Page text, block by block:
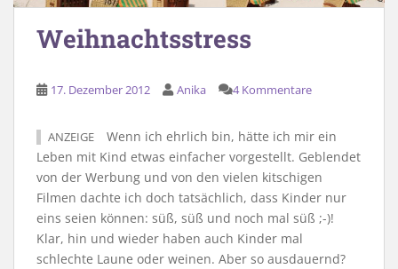
Weihnachtsstress
17. Dezember 2012 Anika 4 Kommentare
ANZEIGE
Wenn ich ehrlich bin, hätte ich mir ein
Leben mit Kind etwas einfacher vorgestellt. Geblendet
von der Werbung und von den vielen kitschigen
Filmen dachte ich doch tatsächlich, dass Kinder nur
eins seien können: süß, süß und noch mal süß ;-)!
Klar, hin und wieder haben auch Kinder mal
schlechte Laune oder weinen. Aber so ausdauernd?